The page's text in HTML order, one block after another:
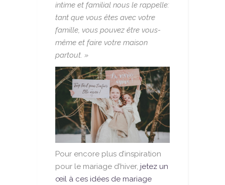
intime et familial nous le rappelle:
tant que vous êtes avec votre
famille, vous pouvez être vous-
même et faire votre maison
partout. »
Pour encore plus d’inspiration
pour le mariage d’hiver, jetez un
œil à ces idées de mariage